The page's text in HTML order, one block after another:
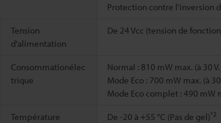
Protection contre l'inversion
Tension
d'alimentation
De 24 Vcc (tension de
Consommationélec
trique
Normal : 810 mW max. (à 30
Mode Eco : 700 mW max. (à
Mode Eco complet : 490 mW
Température
De -20 à +55 °C (Pas de gel)*2